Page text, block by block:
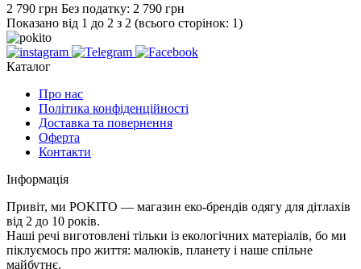
2 790 грн Без податку: 2 790 грн
Показано від 1 до 2 з 2 (всього сторінок: 1)
Каталог
Про нас
Політика конфіденційності
Доставка та повернення
Оферта
Контакти
Інформація
Привіт, ми POKITO — магазин еко-брендів одягу для дітлахів
від 2 до 10 років.
Наші речі виготовлені тільки із екологічних матеріалів, бо ми
піклуємось про життя: малюків, планету і наше спільне
майбутнє.